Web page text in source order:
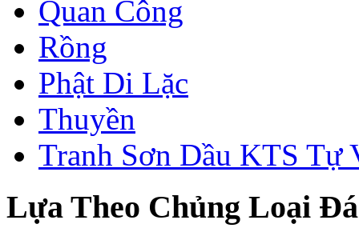
Quan Công
Rồng
Phật Di Lặc
Thuyền
Tranh Sơn Dầu KTS Tự
Lựa Theo Chủng Loại Đá